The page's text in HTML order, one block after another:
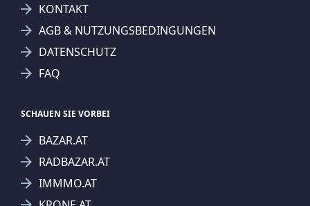
SUCHAGENT ANLEGEN FÜR DIE
AKTUELLEN SUCHKRITERIEN
Ich stimme der Verarbeitung meiner Daten, wie
zu.
KONTAKT
AGB & NUTZUNGSBEDINGUNGEN
DATENSCHUTZ
FAQ
SCHAUEN SIE VORBEI
BAZAR.AT
RADBAZAR.AT
IMMMO.AT